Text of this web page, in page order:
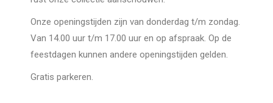
Onze openingstijden zijn van donderdag t/m zondag.
Van 14.00 uur t/m 17.00 uur en op afspraak. Op de
feestdagen kunnen andere openingstijden gelden.
Gratis parkeren.